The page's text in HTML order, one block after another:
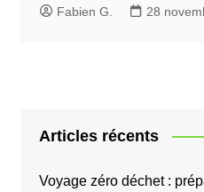
Fabien G. 28
Articles récents
Voyage zéro déchet :